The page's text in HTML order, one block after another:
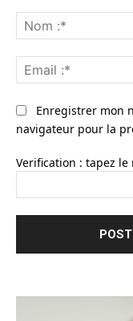
Enregistrer mon
navigateur pour la
Verification : tapez le